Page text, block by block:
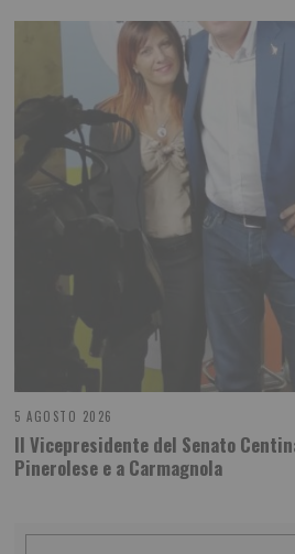
5 AGOSTO 2026
Il Vicepresidente del Senato
Pinerolese e a Carmagnola